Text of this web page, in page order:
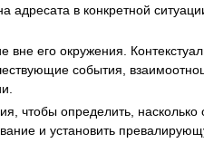
адресата в конкретной
его окружения.
события,
чтобы определить,
и установить